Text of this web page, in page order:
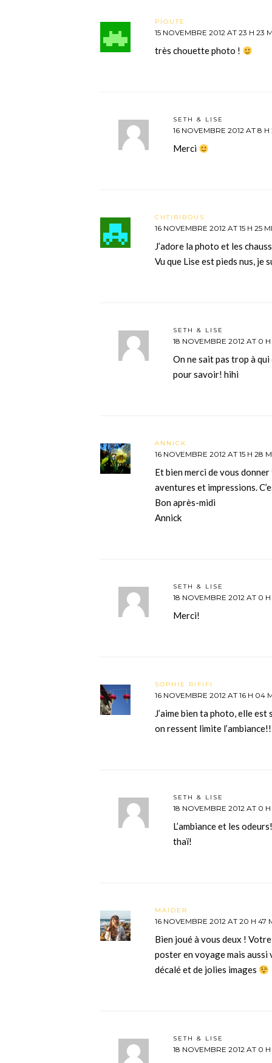
PIOUTE
15 NOVEMBRE 2012 AT 23 H 23
très chouette photo !
SETH & LISE
16 NOVEMBRE 2012 AT 8
Merci
CHTIRIBOUS
16 NOVEMBRE 2012 AT 15 H 25
J’adore la photo et les
Vu que Lise est pieds nus, je
SETH & LISE
18 NOVEMBRE 2012 AT 0
On ne sait pas trop à
pour savoir! hihi
ANNICK
16 NOVEMBRE 2012 AT 15 H 28
Et bien merci de vous
aventures et impressions.
Bon après-midi
Annick
SETH & LISE
18 NOVEMBRE 2012 AT 0
Merci!
SOPHIE RIFIFI
16 NOVEMBRE 2012 AT 16 H 04
J’aime bien ta photo, elle
on ressent limite
SETH & LISE
18 NOVEMBRE 2012 AT 0
L’ambiance et les
thaï!
MAÏDER
16 NOVEMBRE 2012 AT 20 H 47
Bien joué à vous deux !
poster en voyage mais
décalé et de jolies images
SETH & LISE
18 NOVEMBRE 2012 AT 0 H